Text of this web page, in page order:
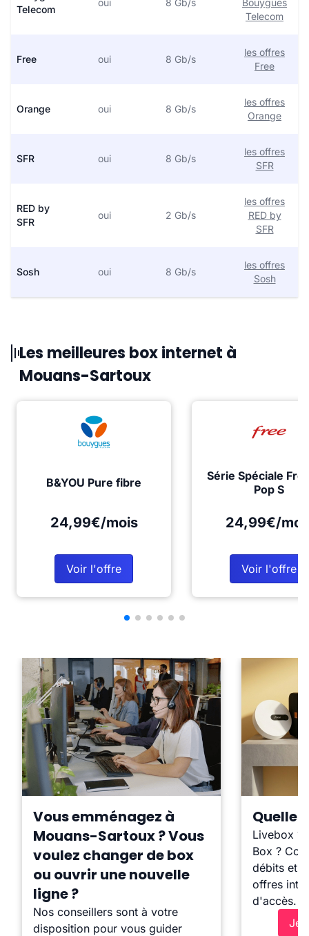
Telecom
oui 8 Gb/s
Bouygues
Telecom
Free oui 8 Gb/s
les offres
Free
Orange oui 8 Gb/s
les offres
Orange
SFR oui 8 Gb/s
les offres
SFR
RED by
SFR
oui 2 Gb/s
les offres
RED by
SFR
Sosh oui 8 Gb/s
les offres
Sosh
Les meilleures box internet à
Mouans-Sartoux
B&YOU Pure fibre
24,99€/mois
Voir l'offre
Série Spéciale
Pop S
24,99€/
Voir l'offre
Vous emménagez à
Mouans-Sartoux ? Vous
voulez changer de box
ou ouvrir une nouvelle
ligne ?
Nos conseillers sont à votre
disposition pour vous guider
Quelle
Livebox ?
Box ?
débits et
offres
d'accès.
Je